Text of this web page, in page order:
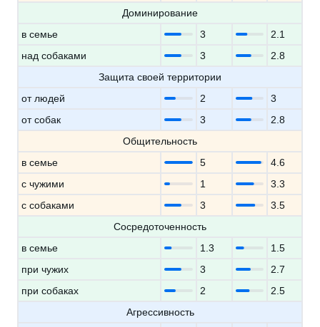
Доминирование
в семье
3
2.1
над собаками
3
2.8
Защита своей территории
от людей
2
3
от собак
3
2.8
Общительность
в семье
5
4.6
с чужими
1
3.3
с собаками
3
3.5
Сосредоточенность
в семье
1.3
1.5
при чужих
3
2.7
при собаках
2
2.5
Агрессивность